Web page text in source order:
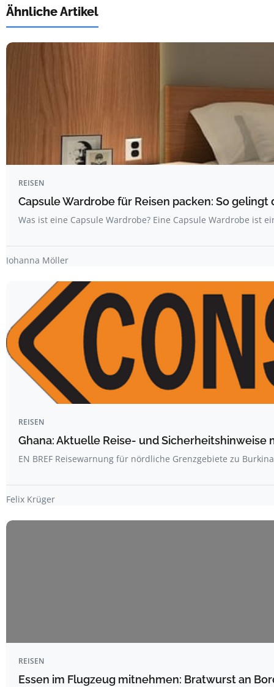
Ähnliche Artikel
REISEN
Capsule Wardrobe für Reisen packen: So
Was ist eine Capsule Wardrobe? Eine Capsule Wardrobe ist
Johanna Möller
REISEN
Ghana: Aktuelle Reise- und Sicherheitshinweise
EN BREF Reisewarnung für nördliche Grenzgebiete zu
Felix Krüger
REISEN
Essen im Flugzeug mitnehmen: Bratwurst an